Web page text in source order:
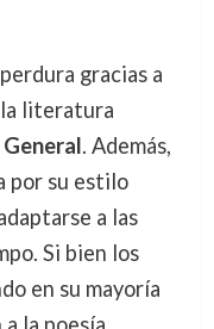
gracias a
la literatura
. Además,
por su estilo
a las
Si bien los
en su mayoría